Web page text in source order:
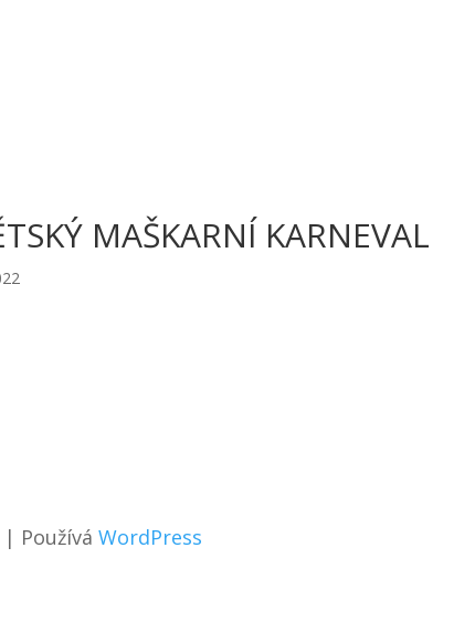
MAŠKARNÍ KARNEVAL
| PoužíváWordPress